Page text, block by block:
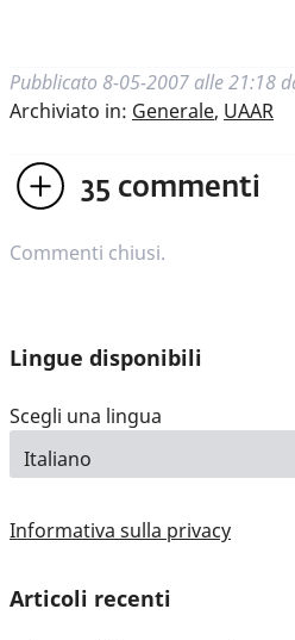
Pubblicato 8-05-2007 alle 21:18
Archiviato in: Generale, UAAR
35 commenti
Commenti chiusi.
Lingue disponibili
Scegli una lingua
Informativa sulla privacy
Articoli recenti